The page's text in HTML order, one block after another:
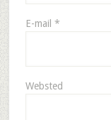
E-mail *
Websted